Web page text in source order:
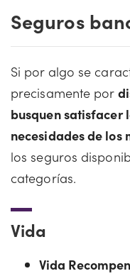
Seguros
Si por algo se
precisamente por
busquen satisfacer
necesidades de los
los seguros
categorías.
Vida
Vida